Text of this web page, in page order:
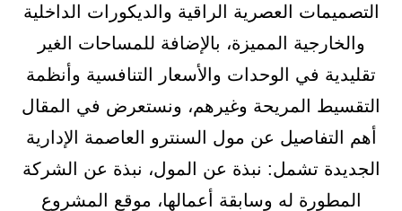
التصميمات العصرية الراقية والديكورات الداخلية
والخارجية المميزة، بالإضافة للمساحات الغير
تقليدية في الوحدات والأسعار التنافسية وأنظمة
التقسيط المريحة وغيرهم، ونستعرض في المقال
أهم التفاصيل عن مول السنترو العاصمة الإدارية
الجديدة تشمل: نبذة عن المول، نبذة عن الشركة
المطورة له وسابقة أعمالها، موقع المشروع